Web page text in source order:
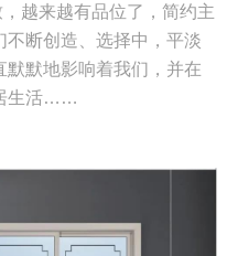
越来越有品位了，简约主
不断创造、选择中，平淡
默默地影响着我们，并在
生活……